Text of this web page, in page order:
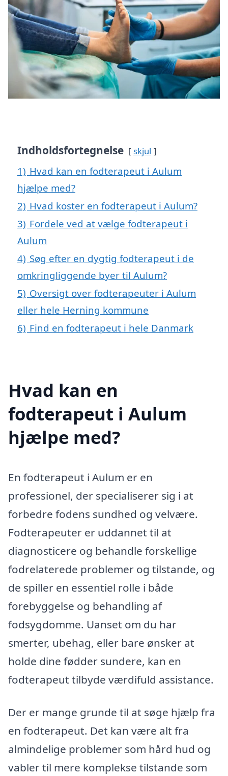
Indholdsfortegnelse skjul
1) Hvad kan en fodterapeut i Aulum
hjælpe med?
2) Hvad koster en fodterapeut i Aulum?
3) Fordele ved at vælge fodterapeut i
Aulum
4) Søg efter en dygtig fodterapeut i de
omkringliggende byer til Aulum?
5) Oversigt over fodterapeuter i Aulum
eller hele Herning kommune
6) Find en fodterapeut i hele Danmark
Hvad kan en
fodterapeut i Aulum
hjælpe med?
En fodterapeut i Aulum er en
professionel, der specialiserer sig i at
forbedre fodens sundhed og velvære.
Fodterapeuter er uddannet til at
diagnosticere og behandle forskellige
fodrelaterede problemer og tilstande, og
de spiller en essentiel rolle i både
forebyggelse og behandling af
fodsygdomme. Uanset om du har
smerter, ubehag, eller bare ønsker at
holde dine fødder sundere, kan en
fodterapeut tilbyde værdifuld assistance.
Der er mange grunde til at søge hjælp fra
en fodterapeut. Det kan være alt fra
almindelige problemer som hård hud og
vabler til mere komplekse tilstande som